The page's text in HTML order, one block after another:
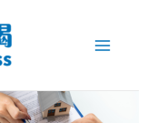
Menu